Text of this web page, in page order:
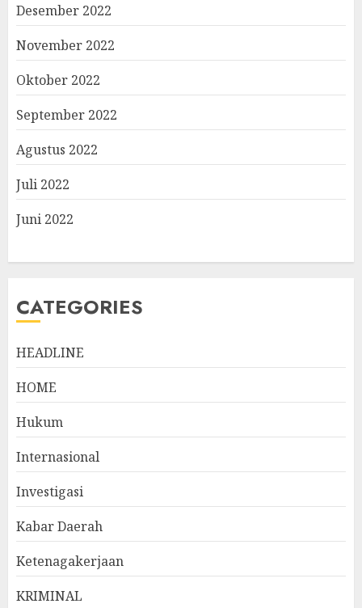
Desember 2022
November 2022
Oktober 2022
September 2022
Agustus 2022
Juli 2022
Juni 2022
CATEGORIES
HEADLINE
HOME
Hukum
Internasional
Investigasi
Kabar Daerah
Ketenagakerjaan
KRIMINAL